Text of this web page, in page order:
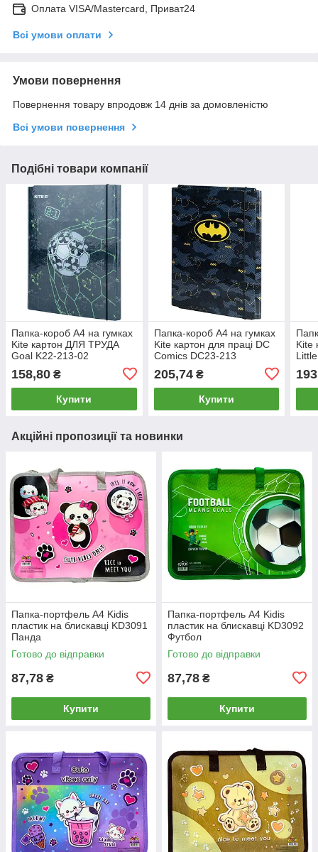
Оплата VISA/Mastercard, Приват24
Всі умови оплати
Умови повернення
Повернення товару впродовж 14 днів за домовленістю
Всі умови повернення
Подібні товари компанії
Папка-короб А4 на гумках
Kite картон ДЛЯ ТРУДА
Goal K22-213-02
158,80 ₴
Купити
Папка-короб А4 на гумках
Kite картон для праці DC
Comics DC23-213
205,74₴
Купити
Kite
Акційні пропозиції та новинки
Папка-портфель А4 Kidis
пластик на блискавці KD3091
Панда
Готово до відправки
87,78 ₴
Купити
Папка-портфель А4 Kidis
пластик на блискавці KD3092
Футбол
Готово до відправки
87,78 ₴
Купити